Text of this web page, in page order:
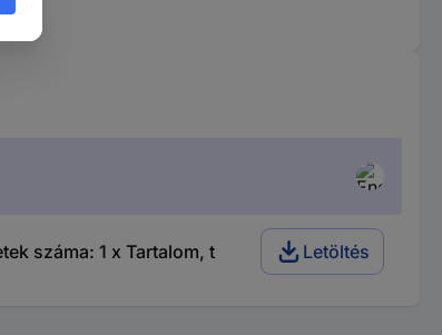
száma: 1 x Tartalom, t Letöltés